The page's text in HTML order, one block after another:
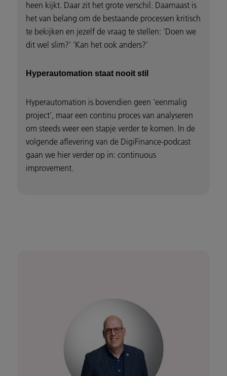
heen kijkt. Daar zit het grote verschil. Daarnaast is
het van belang om de bestaande processen kritisch
te bekijken en jezelf de vraag te stellen: ‘Doen we
dit wel slim?’ ‘Kan het ook anders?’
Hyperautomation staat nooit stil
Hyperautomation is bovendien geen ‘eenmalig
project’, maar een continu proces van analyseren
om steeds weer een stapje verder te komen. In de
volgende aflevering van de DigiFinance-podcast
gaan we hier verder op in: continuous
improvement.